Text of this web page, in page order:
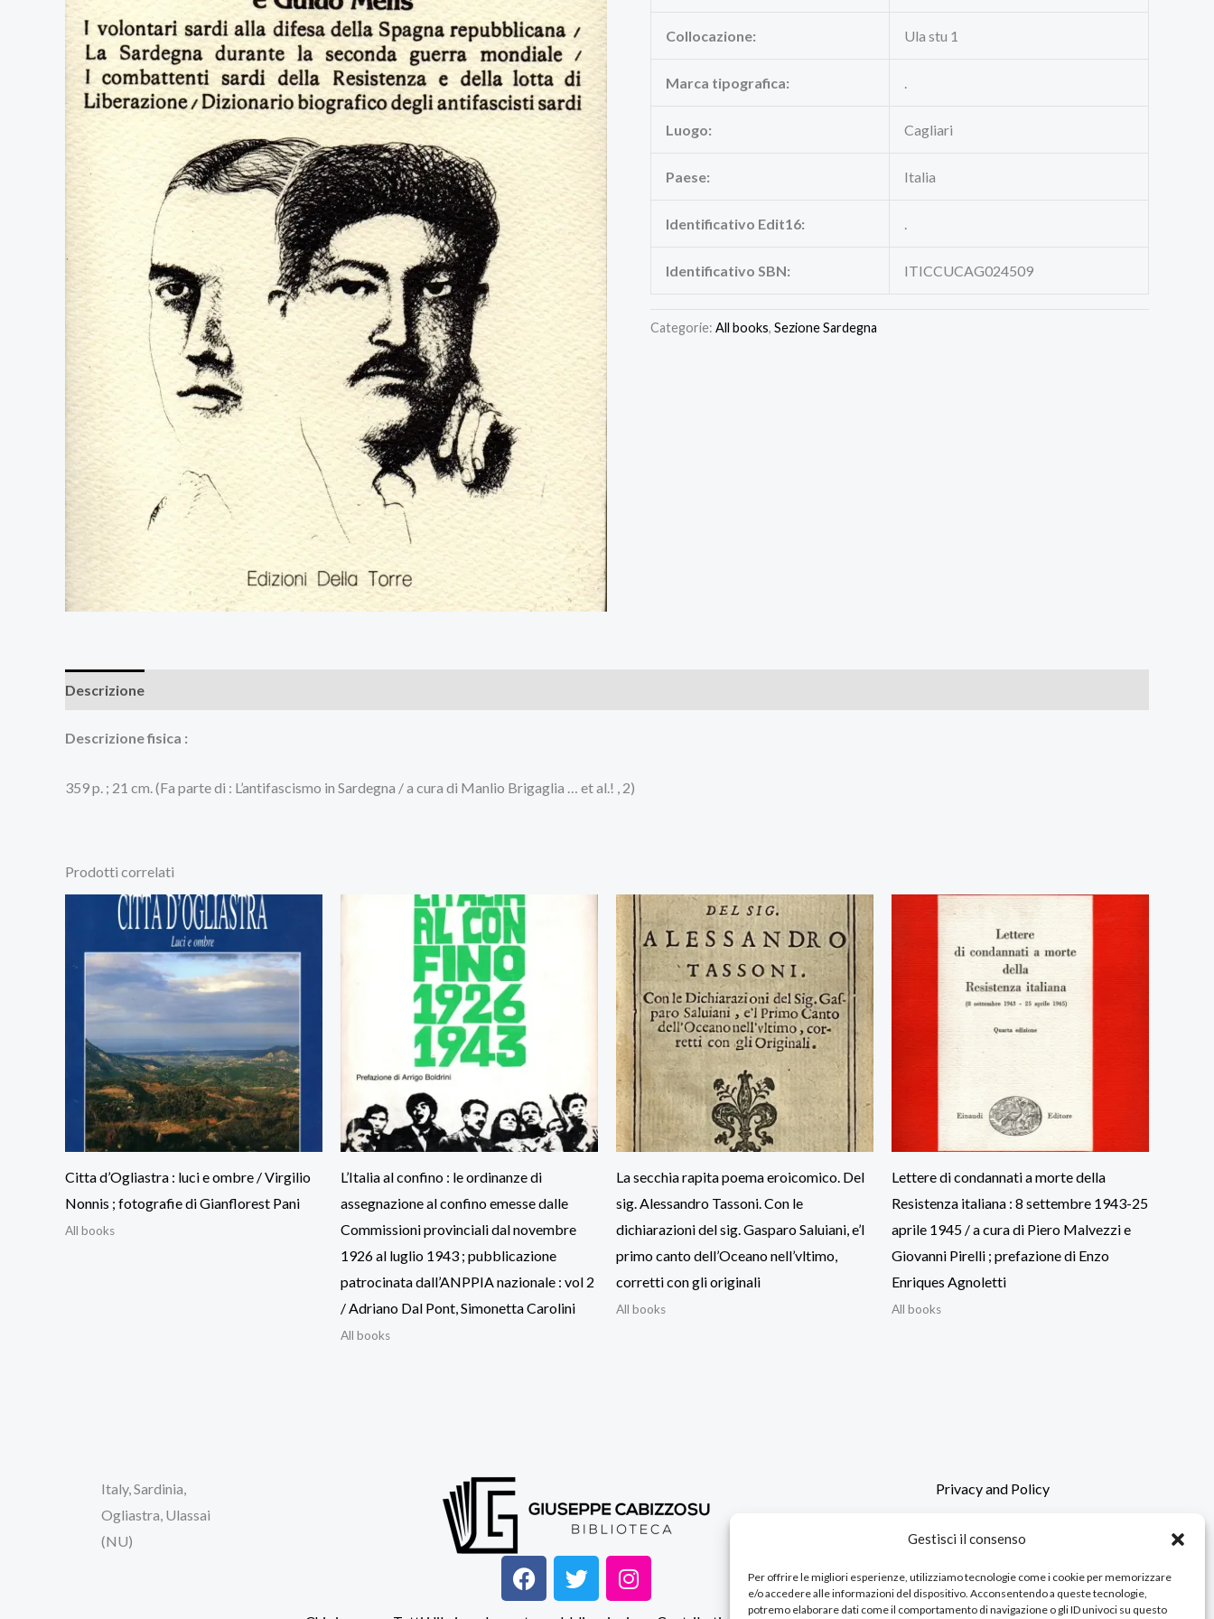
Gestisci il consenso
Per offrire le migliori esperienze, utilizziamo tecnologie come i cookie per memorizzare
e/o accedere alle informazioni del dispositivo. Acconsentendo a queste tecnologie,
potremo elaborare dati come il comportamento di navigazione o gli ID univoci su questo
Collocazione: Ula stu 1
Marca tipografica:
Luogo: Cagliari
Paese: Italia
Identificativo Edit16:
Identificativo SBN: ITICCUCAG024509
Categorie: All books, Sezione Sardegna
Descrizione
Descrizione fisica :
359 p. ; 21 cm. (Fa parte di : L’antifascismo in Sardegna / a cura di Manlio Brigaglia … et al.! , 2)
Prodotti correlati
Citta d’Ogliastra : luci e ombre / Virgilio
Nonnis ; fotografie di Gianflorest Pani
All books
L’Italia al confino : le ordinanze di
assegnazione al confino emesse dalle
Commissioni provinciali dal novembre
1926 al luglio 1943 ; pubblicazione
patrocinata dall’ANPPIA nazionale : vol 2
/ Adriano Dal Pont, Simonetta Carolini
All books
La secchia rapita poema eroicomico. Del
sig. Alessandro Tassoni. Con le
dichiarazioni del sig. Gasparo Saluiani, e’l
primo canto dell’Oceano nell’vltimo,
corretti con gli originali
All books
Lettere di condannati a morte della
Resistenza italiana : 8 settembre 1943-25
aprile 1945 / a cura di Piero Malvezzi e
Giovanni Pirelli ; prefazione di Enzo
Enriques Agnoletti
All books
Italy, Sardinia,
Ogliastra, Ulassai
(NU)
F
a
c
T
w
i
I
n
s
Privacy and Policy